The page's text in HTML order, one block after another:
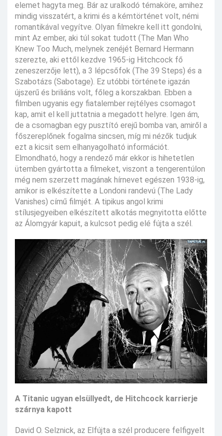
elemet hagyta meg. Bár az uralkodó témaköre, amihez
mindig visszatért, a krimi és a kémtörténet volt, némi
romantikával vegyítve. Olyan filmekre kell itt gondolni,
mint Az ember, aki túl sokat tudott (The Man Who
Knew Too Much, melynek zenéjét Bernard Hermann
szerezte, aki ettől kezdve 1965-ig Hitchcock fő
zeneszerzője lett), a 3 lépcsőfok (The 39 Steps) és a
Szabotázs (Sabotage). Ez utóbbi története igazán
újszerű és briliáns volt, főleg a korszakban. Ebben a
filmben ugyanis egy fiatalember rejtélyes csomagot
kap, amit el kell juttatnia a megadott helyre. Igen ám,
de a csomagban egy pusztító erejű bomba van, amiről a
főszereplőnek fogalma sincsen, míg mi nézők tudjuk
ezt a kicsit sem elhanyagolható információt.
Elmondható, hogy a rendező már ekkor is hihetetlen
ütemben gyártotta a filmeket, viszont a tengerentúlon
még nem szerzett magának hírnevet egészen 1938-ig,
amikor is elkészítette a Londoni randevú (The Lady
Vanishes) című filmjét. A tipikus angol krimi
stílusjegyeiben elkészített alkotás megnyitotta előtte
az Álomgyár kapuit, a kulcsot pedig elé fújta a szél.
A Titanic ugyan elsüllyedt, de Hitchcock karrierje
szárnya kapott
David O. Selznick, az Elfújta a szél producere felfigyelt